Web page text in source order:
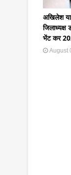
अखिलेश
जिलाध्यक्ष
भेंट कर
August